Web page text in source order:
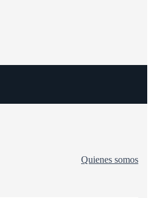
Quienes somos